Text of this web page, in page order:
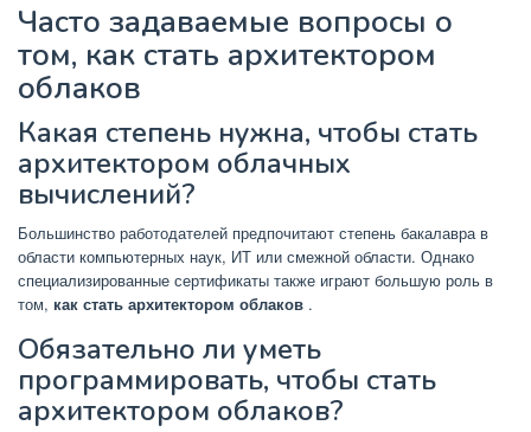
Часто задаваемые вопросы о
том, как стать архитектором
облаков
Какая степень нужна, чтобы стать
архитектором облачных
вычислений?
Большинство работодателей предпочитают степень бакалавра в
области компьютерных наук, ИТ или смежной области. Однако
специализированные сертификаты также играют большую роль в
том, как стать архитектором облаков .
Обязательно ли уметь
программировать, чтобы стать
архитектором облаков?